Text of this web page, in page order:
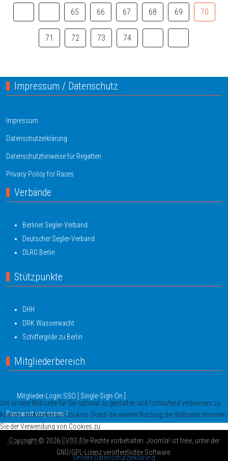
65 66 67 68 69 70
71 72 73 74
Impressum / Datenschutz
Impressum
Datenschutzerklärung
Datenschutzhinweise für Regatten
Privacy Policy for Races
Verbände
Berliner Segler-Verband
Deutscher Segler-Verband
DLRG Berlin
Stützpunkte
DHH
DRK Wasserwacht
Schiffergilde zu Berlin
Mitgliederbereich
Mitglieder-Login SSO [ Single-Sign-On ]
Passwort vergessen ?
Copyright © 2026 SV03 Alle Rechte vorbehalten. Joomla! ist freie, unter der
GNU/GPL-Lizenz veröffentlichte Software.
Um unsere Webseite für Sie optimal zu gestalten und fortlaufend verbessern zu
können, verwenden wir Cookies. Durch die weitere Nutzung der Webseite stimmen
Sie der Verwendung von Cookies zu.
Zustimmen Ablehnen
Unsere Datenschutzerklärung